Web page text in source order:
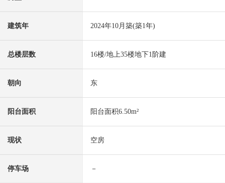
建筑年 2024年10月築(築1年)
总楼层数 16楼/地上35楼地下1阶建
朝向 东
阳台面积 阳台面积6.50m²
现状 空房
停车场 －